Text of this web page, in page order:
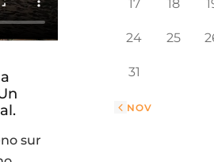
sur
17 18
24 25
31
« NOV